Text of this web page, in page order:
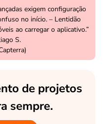
exigem configuração
no início. – Lentidão
ao carregar o aplicativo.”
S.
de projetos
sempre.